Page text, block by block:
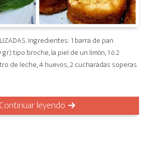
Ingredientes: 1 barra de pan
tipo broche, la piel de un limón, 1 ó 2
de leche, 4 huevos, 2 cucharadas soperas
Continuar leyendo